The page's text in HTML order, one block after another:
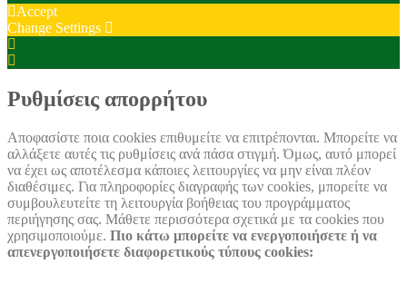
Accept
Change Settings
Settings
Ρυθμίσεις απορρήτου
Αποφασίστε ποια cookies επιθυμείτε να επιτρέπονται. Μπορείτε να
αλλάξετε αυτές τις ρυθμίσεις ανά πάσα στιγμή. Όμως, αυτό μπορεί
να έχει ως αποτέλεσμα κάποιες λειτουργίες να μην είναι πλέον
διαθέσιμες. Για πληροφορίες διαγραφής των cookies, μπορείτε να
συμβουλευτείτε τη λειτουργία βοήθειας του προγράμματος
περιήγησης σας. Μάθετε περισσότερα σχετικά με τα cookies που
χρησιμοποιούμε. Πιο κάτω μπορείτε να ενεργοποιήσετε ή να
απενεργοποιήσετε διαφορετικούς τύπους cookies: